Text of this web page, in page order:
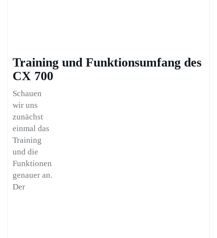
Training und Funktionsumfang des
CX 700
Schauen
wir uns
zunächst
einmal das
Training
und die
Funktionen
genauer an.
Der